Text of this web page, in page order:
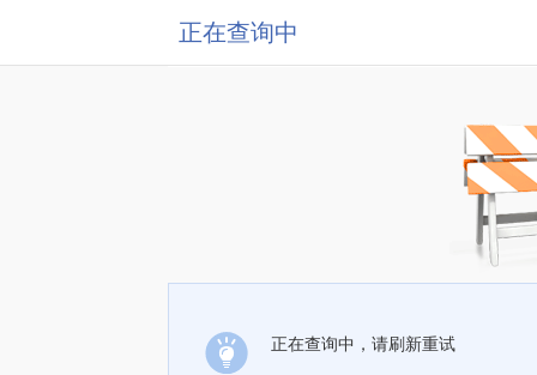
正在查询中
正在查询中，请刷新重试